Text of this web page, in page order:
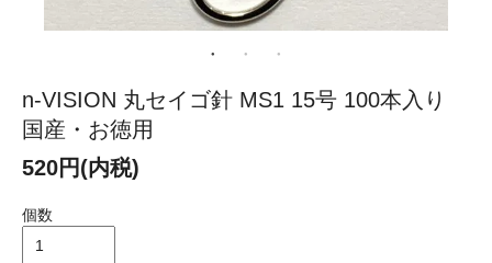
n-VISION 丸セイゴ針 MS1 15号 100本入り
国産・お徳用
520円(内税)
個数